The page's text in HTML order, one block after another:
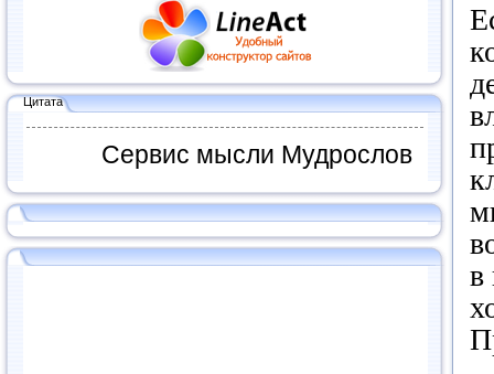
Цитата
Сервис мысли Мудрослов
в